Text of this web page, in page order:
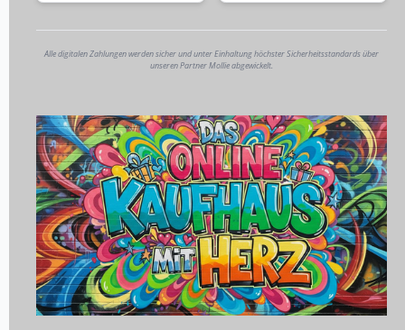
Alle digitalen Zahlungen werden sicher und unter Einhaltung höchster Sicherheitsstandards über
unseren Partner Mollie abgewickelt.